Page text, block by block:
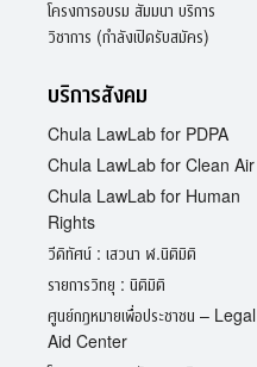
โครงการอบรม สัมมนา บริการ
วิชาการ (กำลังเปิดรับสมัคร)
บริการสังคม
Chula LawLab for PDPA
Chula LawLab for Clean Air
Chula LawLab for Human
Rights
วีดิทัศน์ : เสวนา ฬ.นิติมิติ
รายการวิทยุ : นิติมิติ
ศูนย์กฎหมายเพื่อประชาชน – Legal
Aid Center